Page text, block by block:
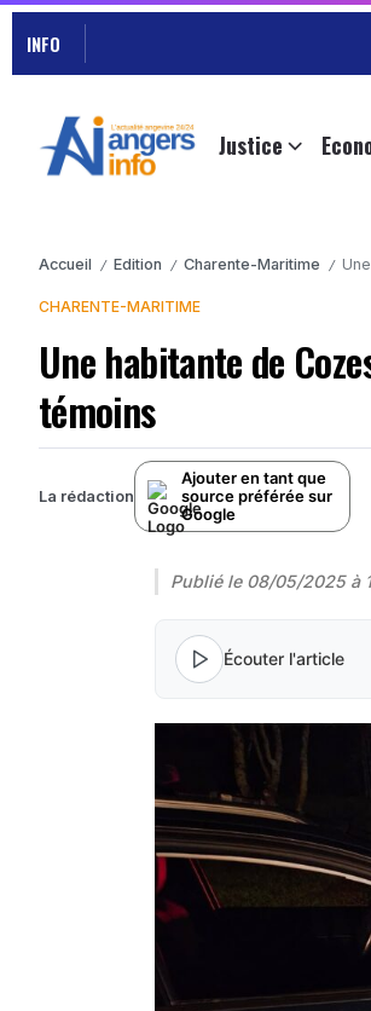
INFO
Justice
Accueil / Edition / Charente-Maritime /
CHARENTE-MARITIME
Une habitante de
témoins
La rédaction
Ajouter en tant que
source préférée sur
Google
Publié le 08/05/2025 à
Écouter l'article